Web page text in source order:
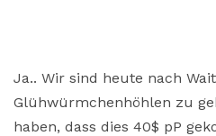
Ja.. Wir sind heute nach
Glühwürmchenhöhlen zu
haben, dass dies 40$ pP